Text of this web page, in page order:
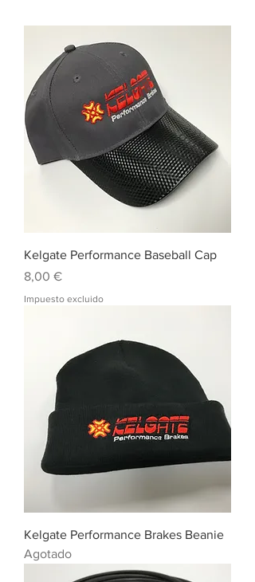
Kelgate Performance Baseball Cap
Precio
8,00 €
Impuesto excluido
Kelgate Performance Brakes Beanie
Agotado